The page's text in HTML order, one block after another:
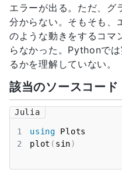
エラーが出る。ただ、グ
分からない。そもそも、
のような動きをするコマ
らなかった。Pythonで
るかを理解していない。
該当のソースコード
Julia
1 using
2
plot ( sin)